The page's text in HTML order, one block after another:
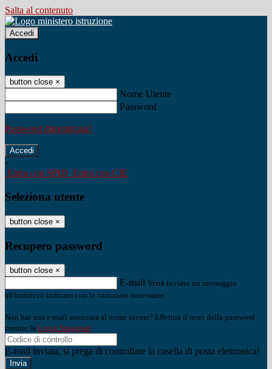
Salta al contenuto
Accedi
Accedi
button close ×
Nome Utente
Password
Password dimenticata?
-
Entra con SPID Entra con CIE
Seleziona utente
button close ×
Recupero password
button close ×
E-mail Verrà inviato un messaggio
all'indirizzo indicato con le istruzioni necessarie.
Non hai una e-mail associata al nome utente? Effettua il reset della password
tramite la Login Spaggiari
E-mail inviata, si prega di controllare la casella di posta elettronica!